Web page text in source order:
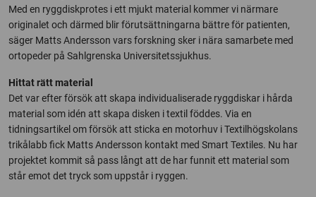
Med en ryggdiskprotes i ett mjukt material kommer vi närmare
originalet och därmed blir förutsättningarna bättre för patienten,
säger Matts Andersson vars forskning sker i nära samarbete med
ortopeder på Sahlgrenska Universitetssjukhus.
Hittat rätt material
Det var efter försök att skapa individualiserade ryggdiskar i hårda
material som idén att skapa disken i textil föddes. Via en
tidningsartikel om försök att sticka en motorhuv i Textilhögskolans
trikålabb fick Matts Andersson kontakt med Smart Textiles. Nu har
projektet kommit så pass långt att de har funnit ett material som
står emot det tryck som uppstår i ryggen.